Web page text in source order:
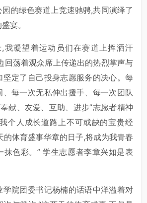
的绿色赛道上竞速驰骋,共同演绎了
宴。
我凝望着运动员们在赛道上挥洒汗
回荡着观众席上传递出的热烈掌声与
坚定了自己投身志愿服务的决心。每
每一次无私伸出援手、每一次团队
献、友爱、互助、进步”志愿者精神
个人成长道路上不可或缺的宝贵经
的体育盛事华章的日子,将成为我青春
抹色彩。” 学生志愿者李章兴如是表
学院团委书记杨楠的话语中洋溢着对